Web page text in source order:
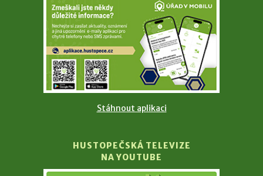
Stáhnout aplikaci
HUSTOPEČSKÁ TELEVIZE
NA YOUTUBE